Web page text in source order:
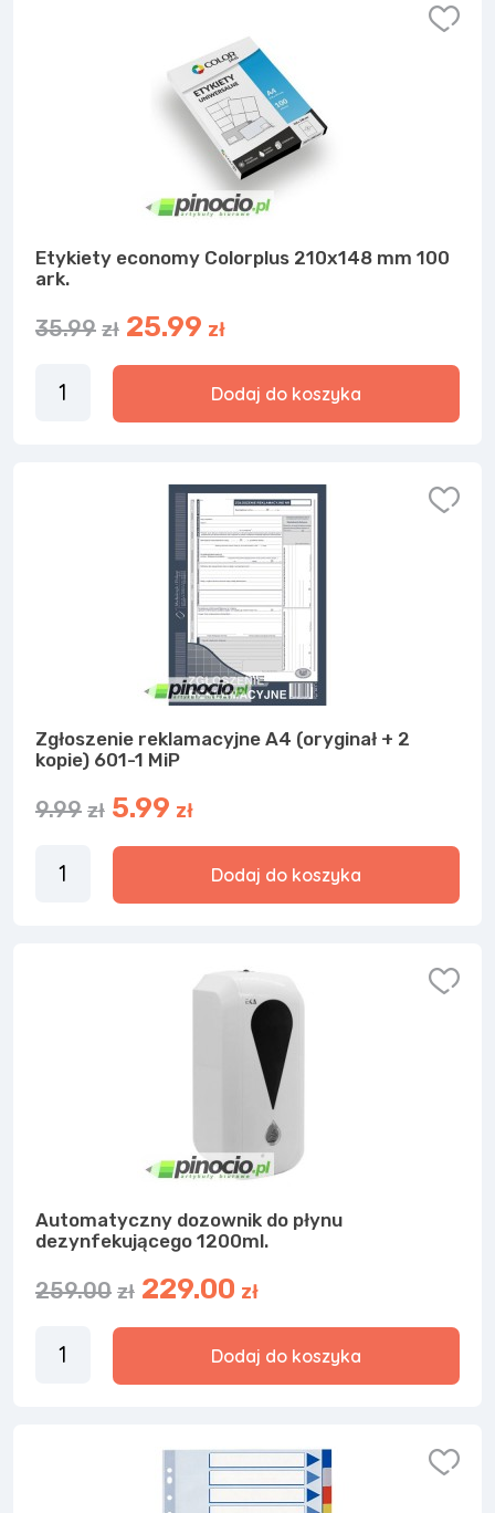
Etykiety economy Colorplus 210x148 mm 100
ark.
35.99 zł 25.99 zł
Dodaj do koszyka
Zgłoszenie reklamacyjne A4 (oryginał + 2
kopie) 601-1 MiP
9.99 zł 5.99 zł
Dodaj do koszyka
Automatyczny dozownik do płynu
dezynfekującego 1200ml.
259.00 zł 229.00 zł
Dodaj do koszyka